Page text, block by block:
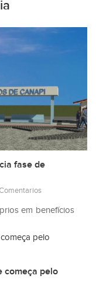
fase de
em benefícios
começa pelo